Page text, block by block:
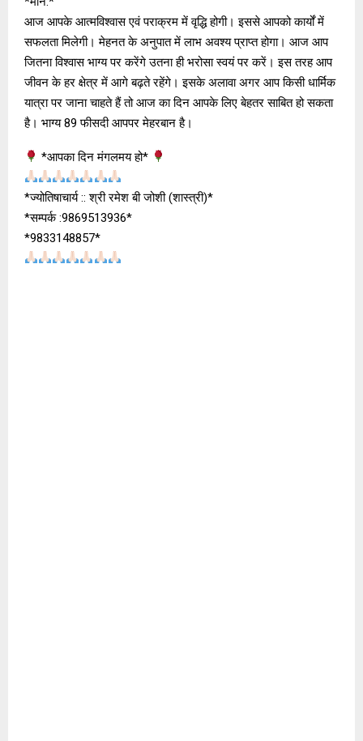
आज आपके आत्मविश्वास एवं पराक्रम में वृद्धि होगी। इससे आपको कार्यों में
सफलता मिलेगी। मेहनत के अनुपात में लाभ अवश्य प्राप्त होगा। आज आप
जितना विश्वास भाग्य पर करेंगे उतना ही भरोसा स्वयं पर करें। इस तरह आप
जीवन के हर क्षेत्र में आगे बढ़ते रहेंगे। इसके अलावा अगर आप किसी धार्मिक
यात्रा पर जाना चाहते हैं तो आज का दिन आपके लिए बेहतर साबित हो सकता
है। भाग्‍य 89 फीसदी आपपर मेहरबान है।
*आपका दिन मंगलमय हो*
*ज्योतिषाचार्य :: श्री रमेश बी जोशी (शास्त्री)*
*सम्पर्क :9869513936*
*9833148857*